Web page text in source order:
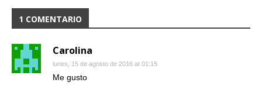
1 COMENTARIO
Carolina
lunes, 15 de agosto de 2016 at 01:15
Me gusto